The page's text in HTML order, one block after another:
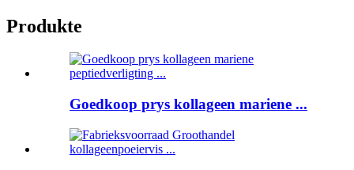
Produkte
Goedkoop prys kollageen mariene ...